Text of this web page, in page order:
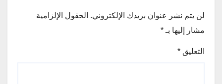
لن يتم نشر عنوان بريدك الإلكتروني. الحقول الإلزامية
مشار إليها بـ*
التعليق *